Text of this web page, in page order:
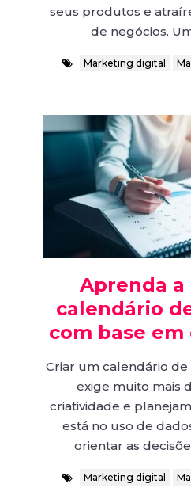
seus produtos e
de negócios.
Marketing digital
Aprenda
calendário
com base em
Criar um calendário
exige muito mais
criatividade e
está no uso de
orientar as
Marketing digital